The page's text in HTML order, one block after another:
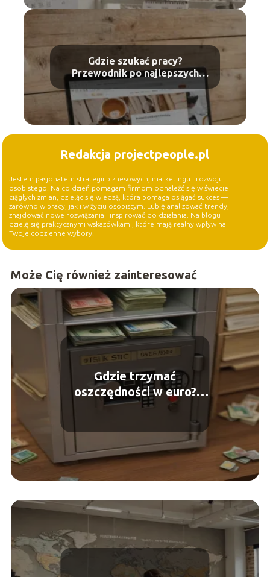
Gdzie szukać pracy?
Przewodnik po najlepszych
źródłach i metodach
Redakcja projectpeople.pl
Jestem pasjonatem strategii biznesowych, marketingu i rozwoju
osobistego. Na co dzień pomagam firmom odnaleźć się w świecie
ciągłych zmian, dzieląc się wiedzą, która pomaga osiągać sukces —
zarówno w pracy, jak i w życiu osobistym. Lubię analizować trendy,
znajdować nowe rozwiązania i inspirować do działania. Na blogu
dzielę się praktycznymi wskazówkami, które mają realny wpływ na
Twoje codzienne wybory.
Może Cię również zainteresować
Gdzie trzymać
oszczędności w euro?
Najlepsze opcje dla
przechowywania kapitału